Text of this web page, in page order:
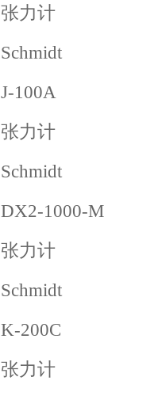
张力计
Schmidt
J-100A
张力计
Schmidt
DX2-1000-M
张力计
Schmidt
K-200C
张力计